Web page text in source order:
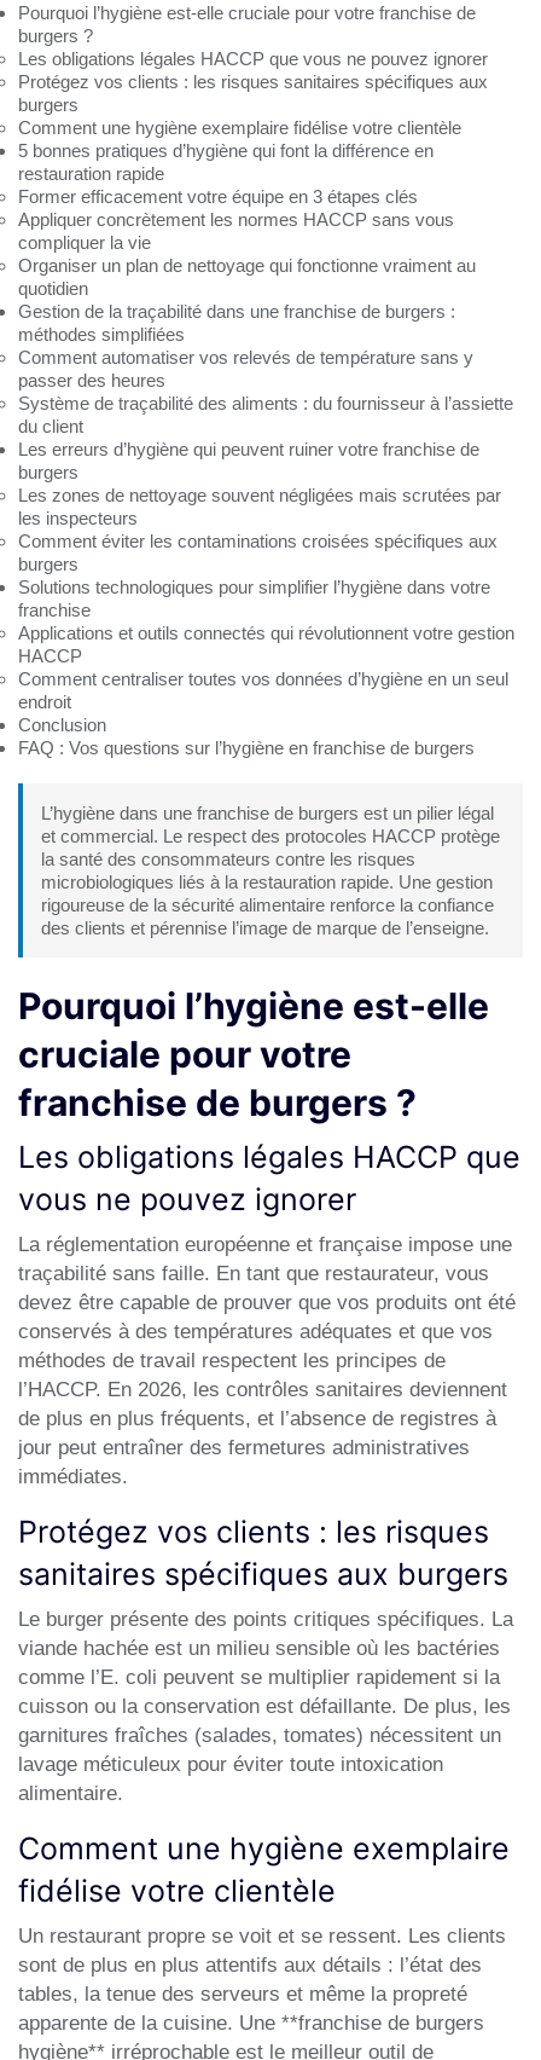
Pourquoi l’hygiène est-elle cruciale pour votre franchise de
burgers ?
Les obligations légales HACCP que vous ne pouvez ignorer
Protégez vos clients : les risques sanitaires spécifiques aux
burgers
Comment une hygiène exemplaire fidélise votre clientèle
5 bonnes pratiques d’hygiène qui font la différence en
restauration rapide
Former efficacement votre équipe en 3 étapes clés
Appliquer concrètement les normes HACCP sans vous
compliquer la vie
Organiser un plan de nettoyage qui fonctionne vraiment au
quotidien
Gestion de la traçabilité dans une franchise de burgers :
méthodes simplifiées
Comment automatiser vos relevés de température sans y
passer des heures
Système de traçabilité des aliments : du fournisseur à l’assiette
du client
Les erreurs d’hygiène qui peuvent ruiner votre franchise de
burgers
Les zones de nettoyage souvent négligées mais scrutées par
les inspecteurs
Comment éviter les contaminations croisées spécifiques aux
burgers
Solutions technologiques pour simplifier l’hygiène dans votre
franchise
Applications et outils connectés qui révolutionnent votre gestion
HACCP
Comment centraliser toutes vos données d’hygiène en un seul
endroit
Conclusion
FAQ : Vos questions sur l’hygiène en franchise de burgers
L’hygiène dans une franchise de burgers est un pilier légal
et commercial. Le respect des protocoles HACCP protège
la santé des consommateurs contre les risques
microbiologiques liés à la restauration rapide. Une gestion
rigoureuse de la sécurité alimentaire renforce la confiance
des clients et pérennise l’image de marque de l’enseigne.
Pourquoi l’hygiène est-elle
cruciale pour votre
franchise de burgers ?
Les obligations légales HACCP que
vous ne pouvez ignorer
La réglementation européenne et française impose une
traçabilité sans faille. En tant que restaurateur, vous
devez être capable de prouver que vos produits ont été
conservés à des températures adéquates et que vos
méthodes de travail respectent les principes de
l’HACCP. En 2026, les contrôles sanitaires deviennent
de plus en plus fréquents, et l’absence de registres à
jour peut entraîner des fermetures administratives
immédiates.
Protégez vos clients : les risques
sanitaires spécifiques aux burgers
Le burger présente des points critiques spécifiques. La
viande hachée est un milieu sensible où les bactéries
comme l’E. coli peuvent se multiplier rapidement si la
cuisson ou la conservation est défaillante. De plus, les
garnitures fraîches (salades, tomates) nécessitent un
lavage méticuleux pour éviter toute intoxication
alimentaire.
Comment une hygiène exemplaire
fidélise votre clientèle
Un restaurant propre se voit et se ressent. Les clients
sont de plus en plus attentifs aux détails : l’état des
tables, la tenue des serveurs et même la propreté
apparente de la cuisine. Une **franchise de burgers
hygiène** irréprochable est le meilleur outil de